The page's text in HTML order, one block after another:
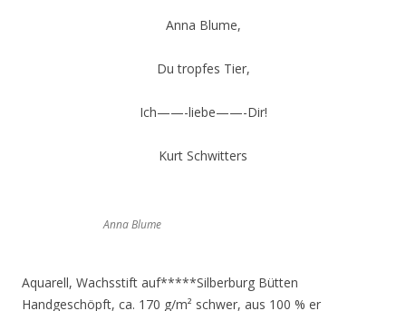
Anna Blume,
Du tropfes Tier,
Ich——-liebe——-Dir!
Kurt Schwitters
Anna Blume
Aquarell, Wachsstift auf*****Silberburg Bütten
Handgeschöpft, ca. 170 g/m² schwer, aus 100 % er